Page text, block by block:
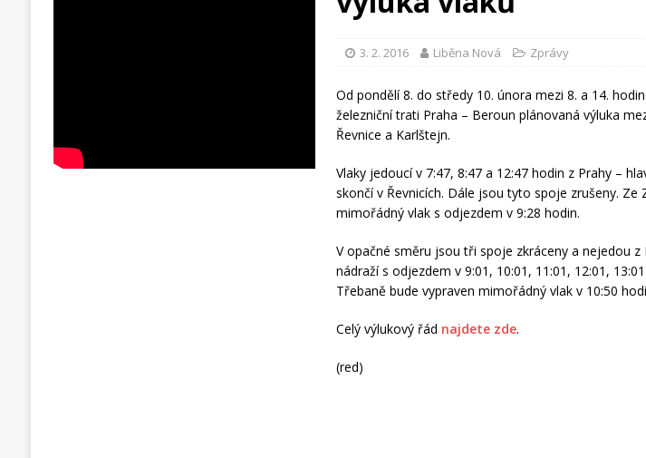
3. 2. 2016 Liběna Nová Zprávy
Od pondělí 8. do středy 10. února mezi 8. a 14.
železniční trati Praha – Beroun plánovaná výluka
Řevnice a Karlštejn.
Vlaky jedoucí v 7:47, 8:47 a 12:47 hodin z Prahy –
skončí v Řevnicích. Dále jsou tyto spoje zrušeny.
mimořádný vlak s odjezdem v 9:28 hodin.
V opačné směru jsou tři spoje zkráceny a nejedou z
nádraží s odjezdem v 9:01, 10:01, 11:01, 12:01,
Třebaně bude vypraven mimořádný vlak v 10:50
Celý výlukový řád najdete zde.
(red)